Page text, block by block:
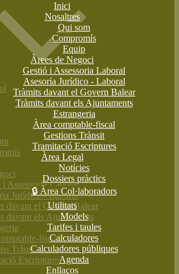
Inici
Nosaltres
Qui som
Compromís
Equip
Àrees de Negoci
Gestió i Assessoria Laboral
Asesoría Jurídico - Laboral
Tràmits davant el Govern Balear
Tràmits davant els Ajuntaments
Estrangeria
Àrea comptable-fiscal
Gestions Trànsit
Tramitació Escriptures
Àrea Legal
Notícies
Dossiers pràctics
🔒 Àrea Col·laboradors
Utilitats
Models
Tarifes i taules
Calculadores
Calculadores públiques
Agenda
Enllaços
i Assessoria Laboral
Jurídico - Laboral
davant el Govern Balear
davant els Ajuntaments
fiscal
Trànsit
Escriptures